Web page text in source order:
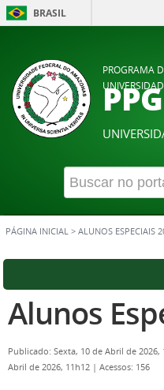
BRASIL
PROGRAMA
PÁGINA INICIAL > ALUNOS ESPECIAIS
Alunos
Publicado: Sexta, 10 de Abril de 2026,
Abril de 2026, 11h12 | Acessos: 156